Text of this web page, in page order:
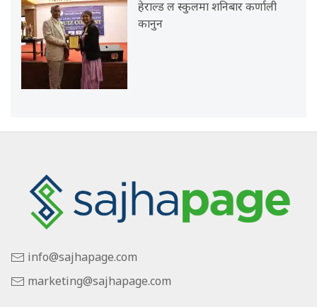
हेराल्ड ल स्कुलमा शनिबार कर्णाली
कानुन
info@sajhapage.com
marketing@sajhapage.com